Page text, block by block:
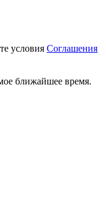
условия Соглашения
ближайшее время.